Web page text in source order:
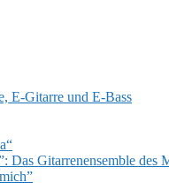
E‑Gitarre und E‑Bass
Das Gitarrenensemble des